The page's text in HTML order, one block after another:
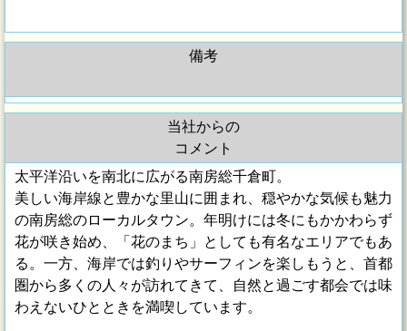
備考
当社からの
コメント
太平洋沿いを南北に広がる南房総千倉町。
美しい海岸線と豊かな里山に囲まれ、穏やかな気候も魅力
の南房総のローカルタウン。年明けには冬にもかかわらず
花が咲き始め、「花のまち」としても有名なエリアでもあ
る。一方、海岸では釣りやサーフィンを楽しもうと、首都
圏から多くの人々が訪れてきて、自然と過ごす都会では味
わえないひとときを満喫しています。